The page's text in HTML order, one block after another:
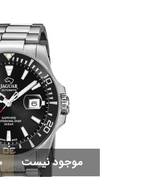
موجود نیست